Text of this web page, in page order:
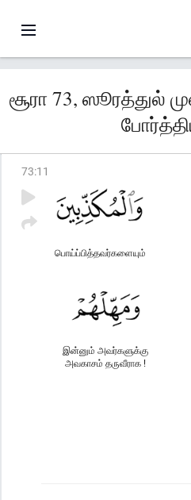
சூரா 73, ஸூரத்துல்
73:11
பொய்ப்பித்தவர்களையும்
இன்னும் அவர்களுக்கு
அவகாசம் தருவீராக !